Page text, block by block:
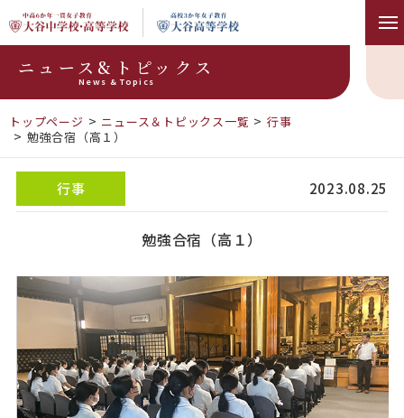
ニュース&トピックス
News & Topics
トップページ ニュース＆トピックス一覧
行事
勉強合宿（高１）
行事 2023.08.25
勉強合宿（高１）